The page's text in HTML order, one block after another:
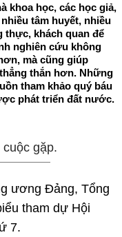
khoa học, các học giả,
tâm huyết, nhiều
thực, khách quan để
nghiên cứu không
mà cũng giúp
thắn hơn. Những
tham khảo quý báu
phát triển đất nước.
gặp.
ương Đảng, Tổng
tham dự Hội
7.